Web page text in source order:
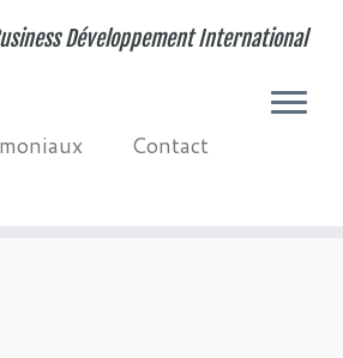
Développement International
Contact